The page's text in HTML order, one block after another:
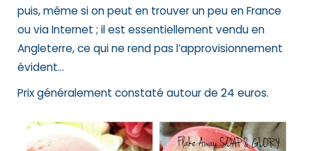
puis, même si on peut en trouver un peu en France
ou via Internet ; il est essentiellement vendu en
Angleterre, ce qui ne rend pas l’approvisionnement
évident…
Prix généralement constaté autour de 24 euros.